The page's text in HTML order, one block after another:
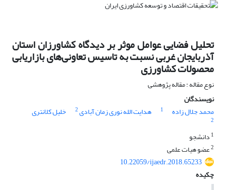
تحلیل فضایی عوامل موثر بر دیدگاه کشاورزان استان
آذربایجان غربی نسبت به تاسیس تعاونی‌های بازاریابی
محصولات کشاورزی
نوع مقاله : مقاله پژوهشی
نویسندگان
محمد جلال زاده
1 هدایت الله نوری زمان آبادی2 خلیل کلانتری
2
1 دانشجو
2عضو هیات علمی
10.22059/ijaedr.2018.65233
چکیده